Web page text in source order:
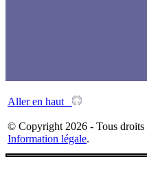
Aller en haut
© Copyright 2026 - Tous droits
Information légale.